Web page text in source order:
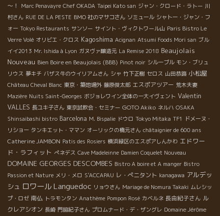
～！
Marc Penavayre Chef OKADA Taipei Kato san ジャン・クロード・ラトー 川
村さん RUE DE LA PESTE BMO 社のマサコさん ソミュール シャトー・ジャン・フ
ォー Tokyo Restaurants サンソー サイント・ヴィクトワール山 Paris Bistro Le
Verre Volé オリビエ・クロス Kagoshima Acignan Atsumi Foods Mori san ブル
イイ2013 Mr. Ishida à Lyon ガヌヴァ醸造元 La Remise 2018 Beaujolais
Nouveau Bien Boire en Beaujolais (BBB) Pinot noir シルーブル モン・ブリュ
リウス 夢キチ バザス牛のウイリアムさん シャ 竹下正樹 セロス 山田恭路 小松屋
Château Cheval Blanc 東京・築地場外 藤原俊太郎 エスポアツアー 荒木夫妻
Mazière Nuits Saint-Georges ボジョレワイン全体の一大イヴェント Valentin
VALLES 長ユキ子さん 東京試飲会・セミナー GOTO Akiko ネルハ OSAKA
Shinsaibashi bistro Barcelona M. Bispalie ドウロ Tokyo Mitaka TF1
ドメーヌ・
リショー タンキエット・ママン オーリックの橋元さん châtaignier de 600 ans
Catherine JAMBON Patis des Rosiers 横浜緑区のエスポアしんかわ エドワー
ド・ラフィット ぺネデス Cave Madeleinne Damien Coquelet Nouveau
DOMAINE GEORGES DESCOMBES Bistro A boire et A manger Bistro
Passion et Nature メリ・メロ S'ACCAPAU レ・ぺニタント kanagawa アルデッ
シュ ロワールLanguedoc リョウさん Mariage de Nomura Takaki ムレシッ
プ・ロゼ 南仏 トラモンタン Anathème Pompon Rosé カベルネ 長由紀子さん ル
クレアシオン 長崎 門脇紀子さん プロムナード・デ・ザングレ Domaine Jérôme